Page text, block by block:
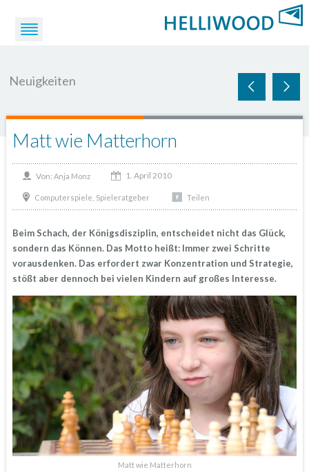
Neuigkeiten
Matt wie Matterhorn
Von: Anja Monz 1. April 2010
Computerspiele Spieleratgeber Teilen
Beim Schach, der Königsdisziplin, entscheidet nicht das Glück,
sondern das Können. Das Motto heißt: Immer zwei Schritte
vorausdenken. Das erfordert zwar Konzentration und Strategie,
stößt aber dennoch bei vielen Kindern auf großes Interesse.
Matt wie Matterhorn